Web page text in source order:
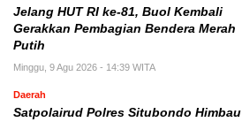
Jelang HUT RI ke-81, Buol Kembali
Gerakkan Pembagian Bendera Merah
Putih
Minggu, 9 Agu 2026 - 14:39 WITA
Daerah
Satpolairud Polres Situbondo Himbau